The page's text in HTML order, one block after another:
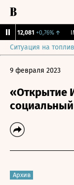
12,081 +0,76%↑
Ситуация на
9 февраля 2023
«Открытие
Архив